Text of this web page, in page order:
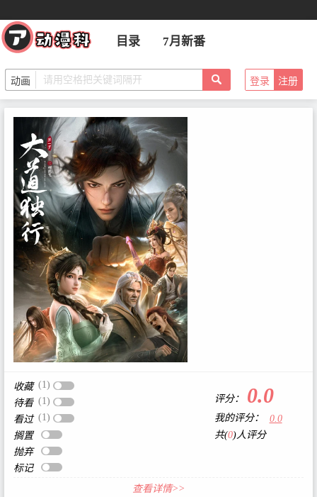
目录 7月新番
登录 注册
收藏 (1)
待看 (1)
看过 (1)
搁置
抛弃
标记
评分： 0.0
我的评分：
0.0
共(0)人评分
查看详情>>